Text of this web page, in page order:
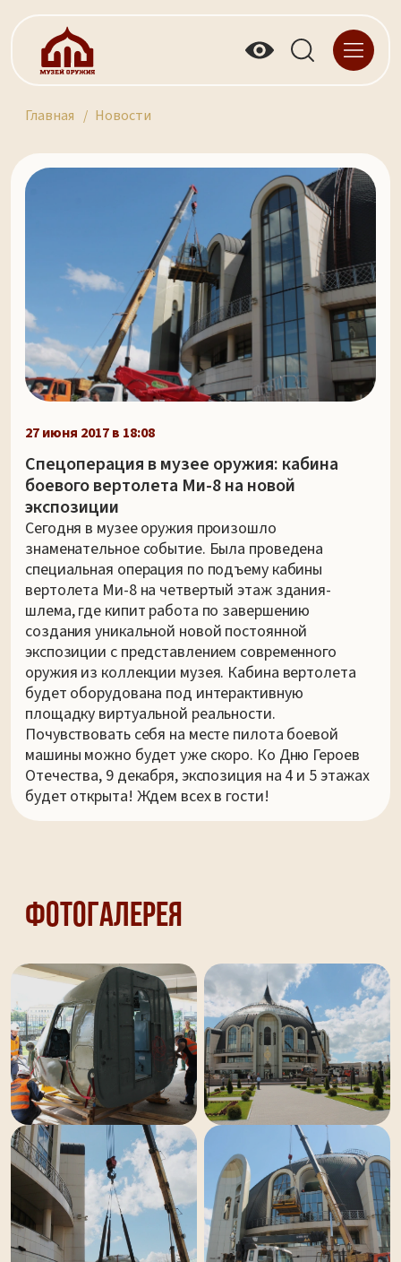
Главная Новости
27 июня 2017 в 18:08
Спецоперация в музее оружия: кабина
боевого вертолета Ми-8 на новой
экспозиции
Сегодня в музее оружия произошло
знаменательное событие. Была проведена
специальная операция по подъему кабины
вертолета Ми-8 на четвертый этаж здания-
шлема, где кипит работа по завершению
создания уникальной новой постоянной
экспозиции с представлением современного
оружия из коллекции музея. Кабина вертолета
будет оборудована под интерактивную
площадку виртуальной реальности.
Почувствовать себя на месте пилота боевой
машины можно будет уже скоро. Ко Дню Героев
Отечества, 9 декабря, экспозиция на 4 и 5 этажах
будет открыта! Ждем всех в гости!
Фотогалерея